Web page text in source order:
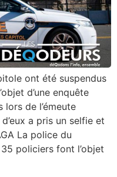
ont été suspendus
d’une enquête
lors de l’émeute
a pris un selfie et
La police du
policiers font l’objet